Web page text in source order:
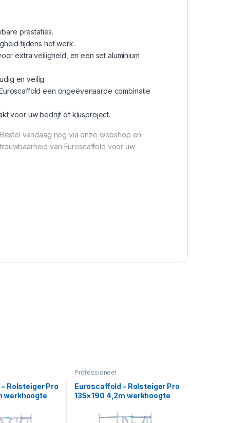
prestaties.
tijdens het werk.
extra veiligheid, en een set aluminium
en veilig.
een ongeëvenaarde combinatie
voor uw bedrijf of klusproject.
vandaag nog via onze webshop en
van Euroscaffold voor uw
Rolsteiger Pro
werkhoogte
Professioneel
Euroscaffold – Rolsteiger Pro
135×190 4,2m werkhoogte